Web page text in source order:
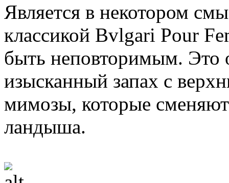
Является в некотором
классикой Bvlgari Pour
быть неповторимым.
изысканный запах с
мимозы, которые
ландыша.